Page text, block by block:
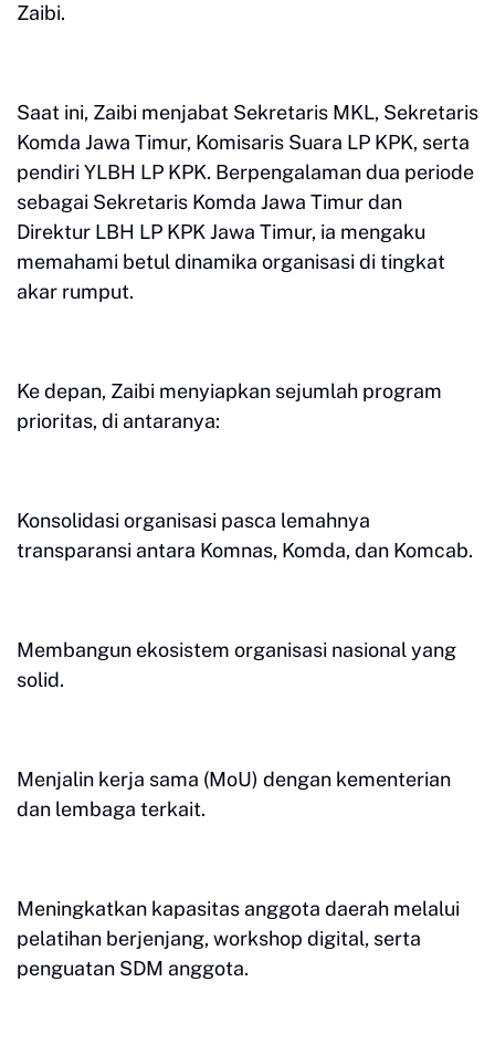
Zaibi.
Saat ini, Zaibi menjabat Sekretaris MKL, Sekretaris
Komda Jawa Timur, Komisaris Suara LP KPK, serta
pendiri YLBH LP KPK. Berpengalaman dua periode
sebagai Sekretaris Komda Jawa Timur dan
Direktur LBH LP KPK Jawa Timur, ia mengaku
memahami betul dinamika organisasi di tingkat
akar rumput.
Ke depan, Zaibi menyiapkan sejumlah program
prioritas, di antaranya:
Konsolidasi organisasi pasca lemahnya
transparansi antara Komnas, Komda, dan Komcab.
Membangun ekosistem organisasi nasional yang
solid.
Menjalin kerja sama (MoU) dengan kementerian
dan lembaga terkait.
Meningkatkan kapasitas anggota daerah melalui
pelatihan berjenjang, workshop digital, serta
penguatan SDM anggota.